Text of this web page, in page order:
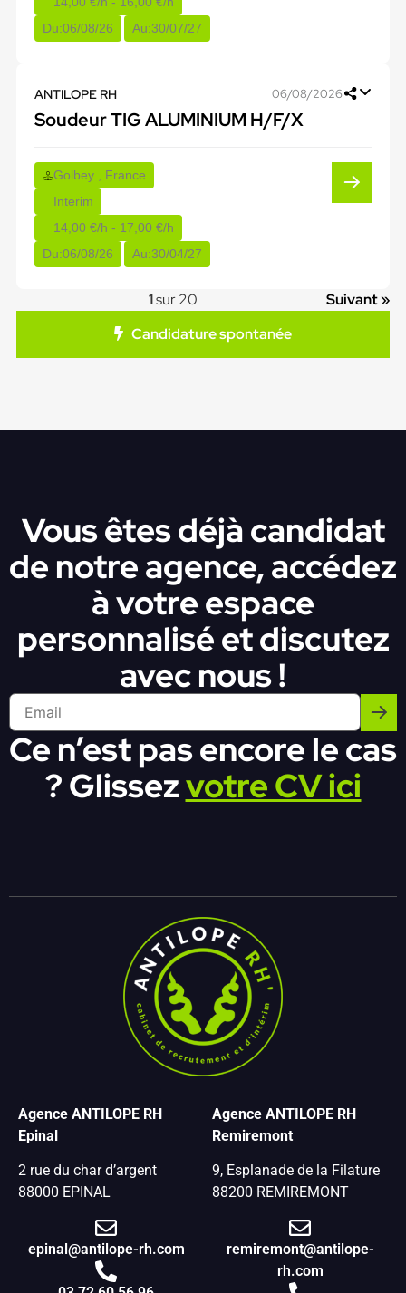
Du:06/08/26 Au:30/07/27
ANTILOPE RH 06/08/2026
Soudeur TIG ALUMINIUM H/F/X
Golbey , France
Interim
14,00 €/h - 17,00 €/h
Du:06/08/26 Au:30/04/27
1sur 20
Suivant »
Candidature spontanée
Vous êtes déjà candidat
de notre agence, accédez
à votre espace
personnalisé et discutez
avec nous !
Ce n’est pas encore le cas
? Glissezvotre CV ici
Agence ANTILOPE RH
Epinal
2 rue du char d’argent
88000 EPINAL
epinal@antilope-rh.com
Agence ANTILOPE RH
Remiremont
9, Esplanade de la Filature
88200 REMIREMONT
remiremont@antilope-
rh.com